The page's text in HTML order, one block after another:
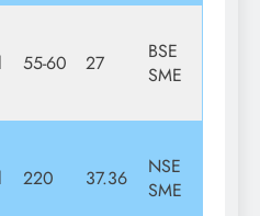
55-60 27
BSE
SME
220 37.36
NSE
SME